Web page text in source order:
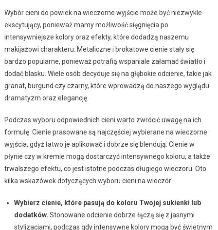
Wybór cieni do powiek na wieczorne wyjście może być niezwykle
ekscytujący, ponieważ mamy możliwość sięgnięcia po
intensywniejsze kolory oraz efekty, które dodadzą naszemu
makijażowi charakteru. Metaliczne i brokatowe cienie stały się
bardzo popularne, ponieważ potrafią wspaniale załamać światło i
dodać blasku. Wiele osób decyduje się na głębokie odcienie, takie jak
granat, burgund czy czarny, które wprowadzą do naszego wyglądu
dramatyzm oraz elegancję.
Podczas wyboru odpowiednich cieni warto zwrócić uwagę na ich
formułę. Cienie prasowane są najczęściej wybierane na wieczorne
wyjścia, gdyż łatwo je aplikować i dobrze się blendują. Cienie w
płynie czy w kremie mogą dostarczyć intensywnego koloru, a także
trwalszego efektu, co jest istotne podczas długiego wieczoru. Oto
kilka wskazówek dotyczących wyboru cieni na wieczór:
Wybierz cienie, które pasują do koloru Twojej sukienki lub
dodatków. Stonowane odcienie dobrze łączą się z jasnymi
stylizacjami, podczas gdy intensywne kolory mogą być świetnym